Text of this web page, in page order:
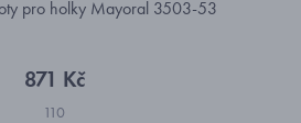
pro holky Mayoral 3503-53
871 Kč
110